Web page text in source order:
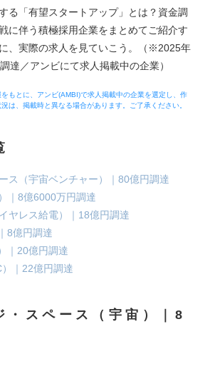
る「有望スタートアップ」とは？資金調
に伴う積極採用企業をまとめてご紹介す
、実際の求人を見ていこう。（※2025年
達／アンビにて求人掲載中の企業）
もとに、アンビ(AMBI)で求人掲載中の企業を選定し、作
は、掲載時と異なる場合があります。ご了承ください。
ス（宇宙ベンチャー）｜80億円調達
｜8億6000万円調達
ヤレス給電）｜18億円調達
8億円調達
｜20億円調達
｜22億円調達
・スペース（宇宙）｜8